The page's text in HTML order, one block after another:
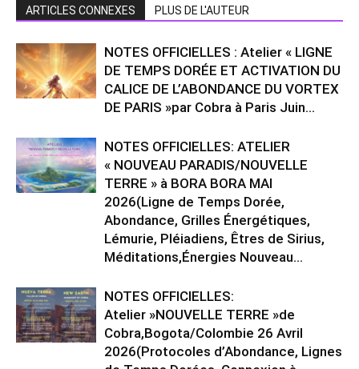
ARTICLES CONNEXES PLUS DE L'AUTEUR
NOTES OFFICIELLES : Atelier « LIGNE
DE TEMPS DORÉE ET ACTIVATION DU
CALICE DE L’ABONDANCE DU VORTEX
DE PARIS »par Cobra à Paris Juin...
NOTES OFFICIELLES: ATELIER
« NOUVEAU PARADIS/NOUVELLE
TERRE » à BORA BORA MAI
2026(Ligne de Temps Dorée,
Abondance, Grilles Énergétiques,
Lémurie, Pléiadiens, Êtres de Sirius,
Méditations,Énergies Nouveau...
NOTES OFFICIELLES:
Atelier »NOUVELLE TERRE »de
Cobra,Bogota/Colombie 26 Avril
2026(Protocoles d’Abondance, Lignes